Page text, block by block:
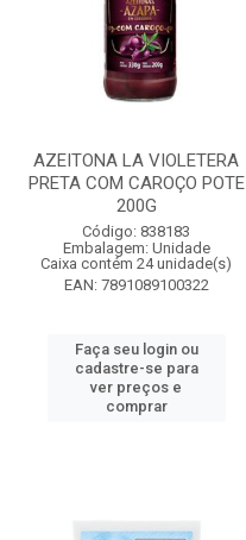
AZEITONA LA VIOLETERA
PRETA COM CAROÇO POTE
200G
Código: 838183
Embalagem: Unidade
Caixa contém 24 unidade(s)
EAN: 7891089100322
Faça seu login ou
cadastre-se para
ver preços e
comprar